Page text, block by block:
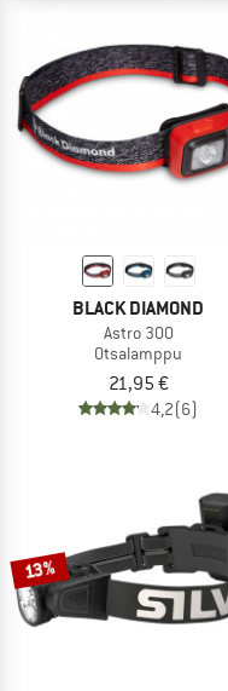
BLACK DIAMOND
Astro 300
Otsalamppu
21,95 €
4,2(6)
13%